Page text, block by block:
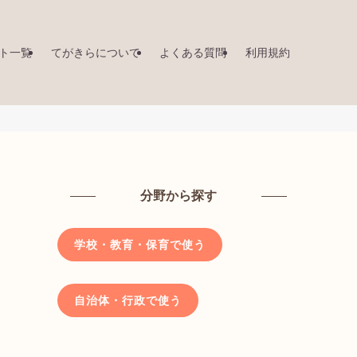
一覧 てがきらについて よくある質問 利用規約
分野から探す
学校・教育・保育で使う
自治体・行政で使う